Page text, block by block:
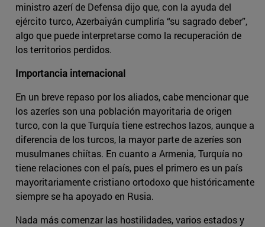
ministro azerí de Defensa dijo que, con la ayuda del
ejército turco, Azerbaiyán cumpliría “su sagrado deber”,
algo que puede interpretarse como la recuperación de
los territorios perdidos.
Importancia internacional
En un breve repaso por los aliados, cabe mencionar que
los azeríes son una población mayoritaria de origen
turco, con la que Turquía tiene estrechos lazos, aunque a
diferencia de los turcos, la mayor parte de azeríes son
musulmanes chiítas. En cuanto a Armenia, Turquía no
tiene relaciones con el país, pues el primero es un país
mayoritariamente cristiano ortodoxo que históricamente
siempre se ha apoyado en Rusia.
Nada más comenzar las hostilidades, varios estados y